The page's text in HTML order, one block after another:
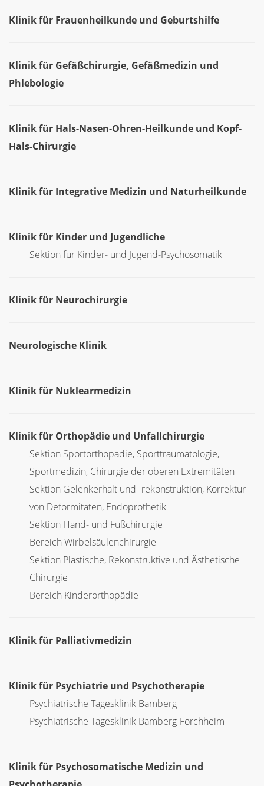
Klinik für Frauenheilkunde und Geburtshilfe
Klinik für Gefäßchirurgie, Gefäßmedizin und
Phlebologie
Klinik für Hals-Nasen-Ohren-Heilkunde und Kopf-
Hals-Chirurgie
Klinik für Integrative Medizin und Naturheilkunde
Klinik für Kinder und Jugendliche
Sektion für Kinder- und Jugend-Psychosomatik
Klinik für Neurochirurgie
Neurologische Klinik
Klinik für Nuklearmedizin
Klinik für Orthopädie und Unfallchirurgie
Sektion Sportorthopädie, Sporttraumatologie,
Sportmedizin, Chirurgie der oberen Extremitäten
Sektion Gelenkerhalt und -rekonstruktion, Korrektur
von Deformitäten, Endoprothetik
Sektion Hand- und Fußchirurgie
Bereich Wirbelsäulenchirurgie
Sektion Plastische, Rekonstruktive und Ästhetische
Chirurgie
Bereich Kinderorthopädie
Klinik für Palliativmedizin
Klinik für Psychiatrie und Psychotherapie
Psychiatrische Tagesklinik Bamberg
Psychiatrische Tagesklinik Bamberg-Forchheim
Klinik für Psychosomatische Medizin und